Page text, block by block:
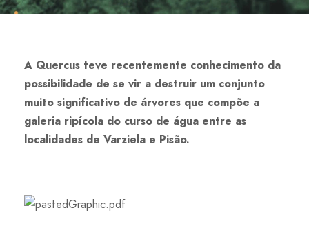
A Quercus teve recentemente conhecimento da
possibilidade de se vir a destruir um conjunto
muito significativo de árvores que compõe a
galeria ripícola do curso de água entre as
localidades de Varziela e Pisão.